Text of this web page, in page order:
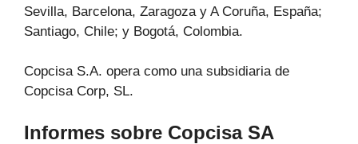
Sevilla, Barcelona, Zaragoza y A Coruña, España;
Santiago, Chile; y Bogotá, Colombia.
Copcisa S.A. opera como una subsidiaria de
Copcisa Corp, SL.
Informes sobre Copcisa SA